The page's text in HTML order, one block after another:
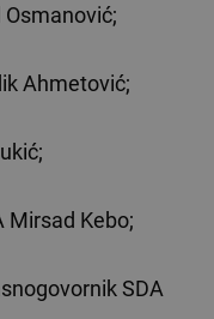
Ahmetović;
Mirsad Kebo;
SDA